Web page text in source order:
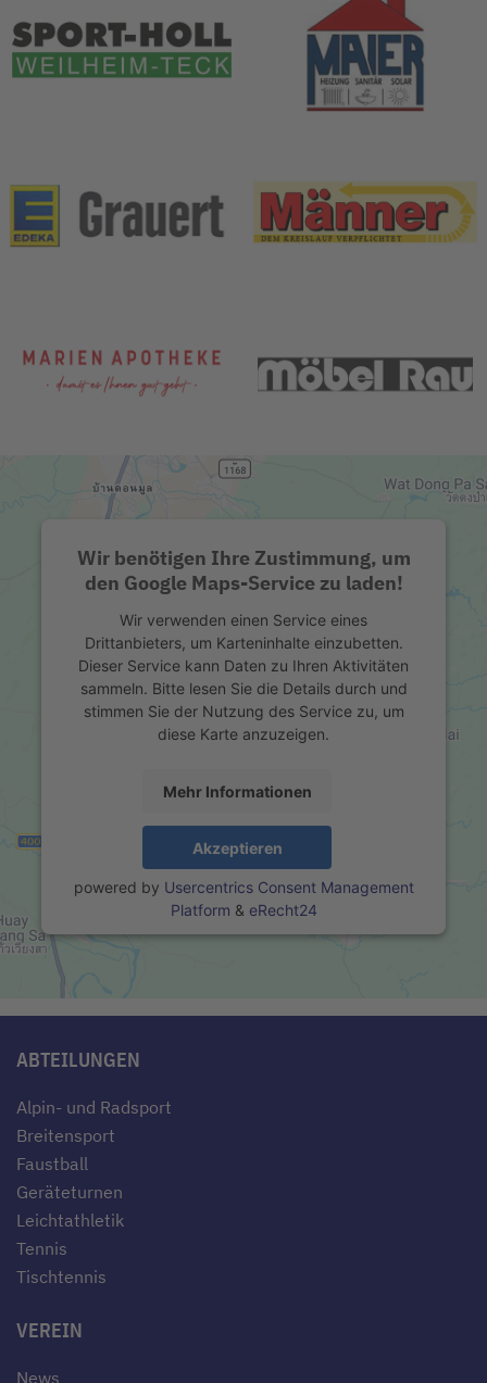
Wir benötigen Ihre Zustimmung, um
den Google Maps-Service zu laden!
Wir verwenden einen Service eines
Drittanbieters, um Karteninhalte einzubetten.
Dieser Service kann Daten zu Ihren Aktivitäten
sammeln. Bitte lesen Sie die Details durch und
stimmen Sie der Nutzung des Service zu, um
diese Karte anzuzeigen.
Mehr Informationen
Akzeptieren
powered by Usercentrics Consent Management
Platform & eRecht24
ABTEILUNGEN
Alpin- und Radsport
Breitensport
Faustball
Geräteturnen
Leichtathletik
Tennis
Tischtennis
VEREIN
News